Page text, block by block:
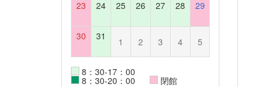
23 24 25 26 27 28 29
30 31 1 2 3 4 5
8：30-17：00
8：30-20：00 閉館